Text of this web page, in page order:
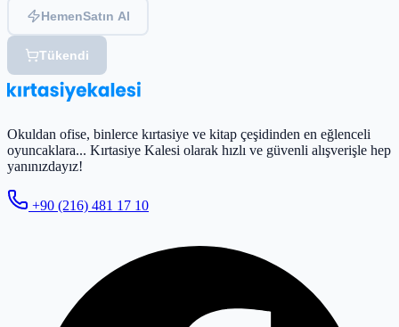
HemenSatın Al
Tükendi
Okuldan ofise, binlerce kırtasiye ve kitap çeşidinden en eğlenceli
oyuncaklara... Kırtasiye Kalesi olarak hızlı ve güvenli alışverişle hep
yanınızdayız!
+90 (216) 481 17 10